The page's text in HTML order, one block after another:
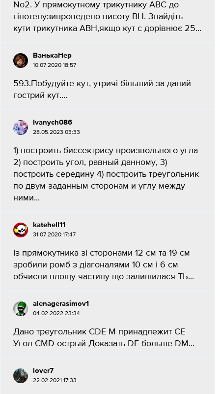
No2. У прямокутному трикутнику ABC до
гіпотенузипроведено висоту ВН. Знайдіть
кути трикутника АВН,якщо кут с дорівнює 25​...
ВанькаНер
10.07.2020 18:57
593.Побудуйте кут, утричі більший за даний
гострий кут.​...
Ivanych086
28.05.2023 03:33
1) построить биссектрису произвольного угла
2) построить угол, равный данному, 3)
построить середину 4) построить треугольник
по двум заданным сторонам и углу между
ними...
katehell11
31.07.2020 17:47
Із прямокутника зі сторонами 12 см та 19 см
зробили ромб з діагоналями 10 см і 6 см
обчисли площу частину що залишилася ТЬ​...
alenagerasimov1
04.02.2022 23:34
Дано треугольник CDE M принадлежит CE
Угол CMD-острый Доказать DE больше DM...
lover7
22.02.2021 17:33